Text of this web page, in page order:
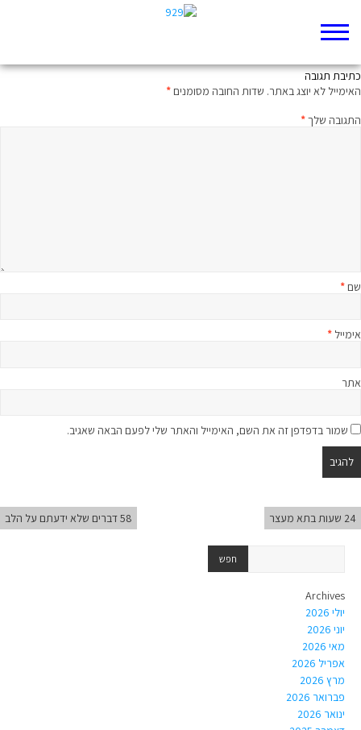
כתיבת תגובה
האימייל לא יוצג באתר. שדות החובה מסומנים*
התגובה שלך*
שם*
אימייל *
אתר
שמור בדפדפן זה את השם, האימייל והאתר שלי לפעם הבאה שאגיב.
24 שעות בתא מעצר 58 דברים שלא ידעתם על הלב
Archives
יולי 2026
יוני 2026
מאי 2026
אפריל 2026
מרץ 2026
פברואר 2026
ינואר 2026